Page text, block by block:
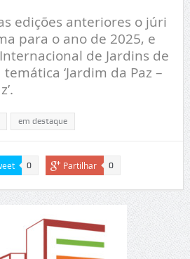
edições anteriores o júri
para o ano de 2025, e
de Jardins de
‘Jardim da Paz –
em destaque
0 Partilhar 0